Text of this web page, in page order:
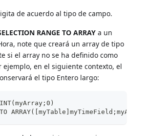
de acuerdo al tipo de campo.
RANGE TO ARRAY a un
note que creará un array de tipo
si el array no se ha definido como
ejemplo, en el siguiente contexto, el
el tipo Entero largo:
TO